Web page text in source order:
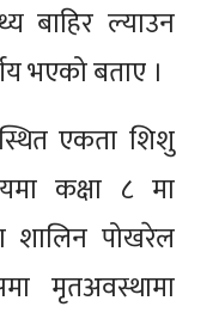
बाहिर ल्याउन
भएको बताए ।
एकता शिशु
कक्षा ८ मा
शालिन पोखरेल
मृतअवस्थामा